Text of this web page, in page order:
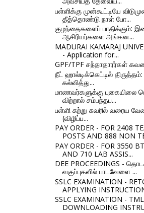
பள்ளிக்கு முன்கூட்டியே
தீத்தொண்டு நாள் போ...
குழந்தைகளைப் பாதிக்கும்:
ஆசிரியர்களை அங்கன...
MADURAI KAMARAJ
- Application for...
GPF/TPF சந்தாதாரர்கள்
நீட் ஹால்டிக்கெட்டில்
கல்வித்து...
மாணவர்களுக்கு புகையிலை
விற்றால் சம்பந்தப...
பள்ளி சுற்று சுவரில் வரைய
(விழிப்ப...
PAY ORDER - FOR 2408
POSTS AND 888 NON
PAY ORDER - FOR 3550
AND 710 LAB ASSIS...
DEE PROCEEDINGS -
வகுப்புகளில் பாடவேளை ...
SSLC EXAMINATION -
APPLYING
SSLC EXAMINATION - TML
DOWNLOADING